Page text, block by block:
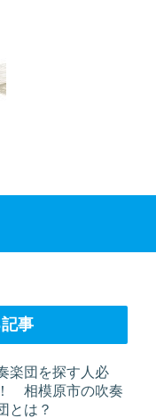
事
楽団を探す人必
相模原市の吹奏
とは？